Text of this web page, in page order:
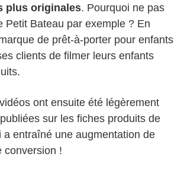
plus originales. Pourquoi ne pas
Petit Bateau par exemple ? En
de prêt-à-porter pour enfants
clients de filmer leurs enfants
ont ensuite été légèrement
sur les fiches produits de
a entraîné une augmentation de
conversion !